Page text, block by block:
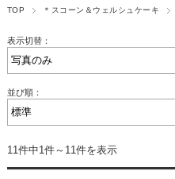
TOP ＊スコーン＆ウェルシュケーキ
表示切替：
並び順：
11件中1件～11件を表示